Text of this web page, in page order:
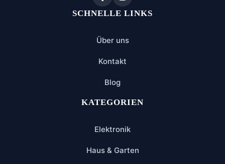
SCHNELLE LINKS
Über uns
Kontakt
Blog
KATEGORIEN
Elektronik
Haus & Garten